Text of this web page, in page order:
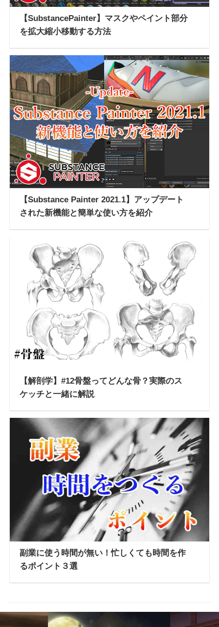
【SubstancePainter】マスクやペイント部分
を拡大縮小移動する方法
【Substance Painter 2021.1】アップデート
された新機能と簡単な使い方を紹介
【解剖学】#12骨盤ってどんな骨？実際のス
ケッチと一緒に解説
副業に使う時間が無い！忙しくても時間を作
るポイント３選